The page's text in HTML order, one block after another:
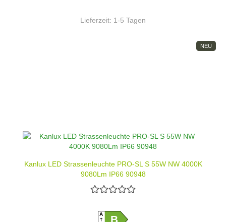
Lieferzeit: 1-5 Tagen
NEU
Kanlux LED Strassenleuchte PRO-SL S 55W NW 4000K
9080Lm IP66 90948
AB